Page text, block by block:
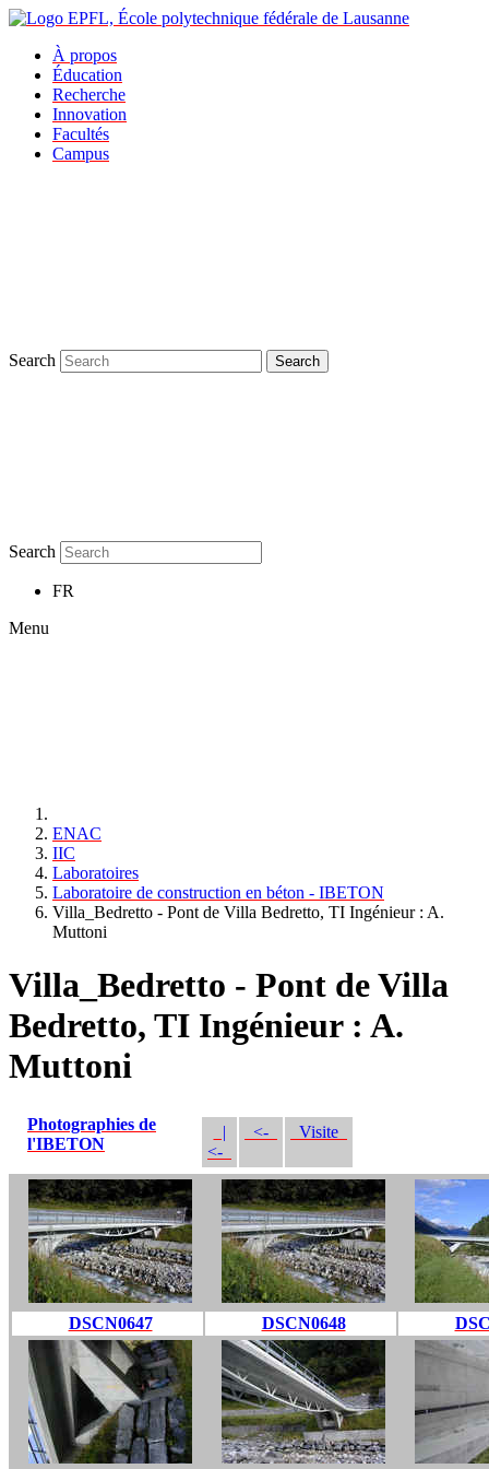
À propos
Éducation
Recherche
Innovation
Facultés
Campus
Search Search
Search
FR
Menu
ENAC
IIC
Laboratoires
Laboratoire de construction en béton - IBETON
Villa_Bedretto - Pont de Villa Bedretto, TI Ingénieur : A.
Muttoni
Villa_Bedretto - Pont de Villa
Bedretto, TI Ingénieur : A.
Muttoni
Photographies de
l'IBETON
|
<-
<- Visite
DSCN0647 DSCN0648